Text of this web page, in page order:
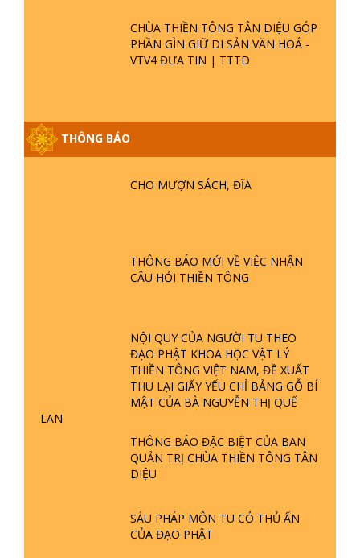
CHÙA THIỀN TÔNG TÂN DIỆU GÓP
PHẦN GÌN GIỮ DI SẢN VĂN HOÁ -
VTV4 ĐƯA TIN | TTTD
THÔNG BÁO
CHO MƯỢN SÁCH, ĐĨA
THÔNG BÁO MỚI VỀ VIỆC NHẬN
CÂU HỎI THIỀN TÔNG
NỘI QUY CỦA NGƯỜI TU THEO
ĐẠO PHẬT KHOA HỌC VẬT LÝ
THIỀN TÔNG VIỆT NAM, ĐỀ XUẤT
THU LẠI GIẤY YẾU CHỈ BẢNG GỖ BÍ
MẬT CỦA BÀ NGUYỄN THỊ QUẾ
LAN
THÔNG BÁO ĐẶC BIỆT CỦA BAN
QUẢN TRỊ CHÙA THIỀN TÔNG TÂN
DIỆU
SÁU PHÁP MÔN TU CÓ THỦ ẤN
CỦA ĐẠO PHẬT
GIẢI ĐÁP ĐẶC BIỆT P25 - SUỐT 49
GIẢI ĐÁP ĐẶC BIỆT P24 - TÁNH PHẬT
ĐƯỢC HÌNH THÀNH NHƯ THẾ NÀO?
GIẢI ĐÁP ĐẶC BIỆT P23 - THIÊN
ĐÀNG Ở ĐÂU? ĐỊA NGỤC Ở ĐÂU?
ĐỨC CHÚA TRỜI LÀ AI? QUỶ SA
TĂNG? | TTTD
- TẠI SAO TRÁI ĐẤT NHIỀU THIÊN TAI
- LŨ LỤT - HỎA HOẠN | TTTD
- TẠI SAO ĐỨC PHẬT BƯỚC ĐI 7
BƯỚC TRÊN HOA SEN ? | TTTD